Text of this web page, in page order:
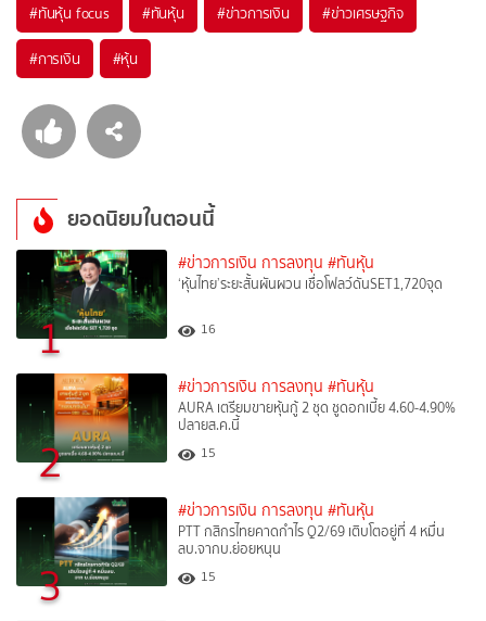
#ทันหุ้น focus #ทันหุ้น #ข่าวการเงิน #ข่าวเศรษฐกิจ
#การเงิน #หุ้น
ยอดนิยมในตอนนี้
1
#ข่าวการเงิน การลงทุน #ทันหุ้น
‘หุ้นไทย’ระยะสั้นผันผวน เชื่อโฟลว์ดันSET1,720จุด
16
2
#ข่าวการเงิน การลงทุน #ทันหุ้น
AURA เตรียมขายหุ้นกู้ 2 ชุด ชูดอกเบี้ย 4.60-4.90%
ปลายส.ค.นี้
15
3
#ข่าวการเงิน การลงทุน #ทันหุ้น
PTT กสิกรไทยคาดกำไร Q2/69 เติบโตอยู่ที่ 4 หมื่น
ลบ.จากบ.ย่อยหนุน
15